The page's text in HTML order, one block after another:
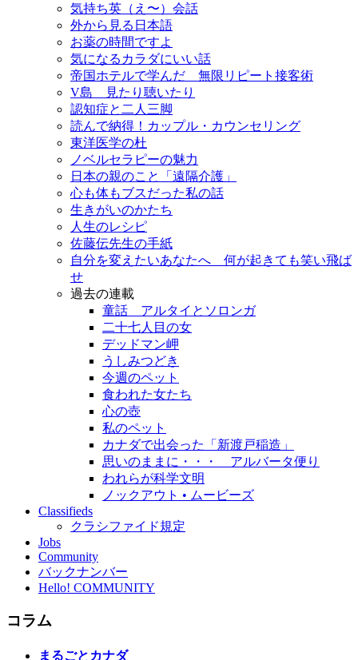
気持ち英（え〜）会話
外から見る日本語
お薬の時間ですよ
気になるカラダにいい話
帝国ホテルで学んだ 無限リピート接客術
V島 見たり聴いたり
認知症と二人三脚
読んで納得！カップル・カウンセリング
東洋医学の杜
ノベルセラピーの魅力
日本の親のこと「遠隔介護」
心も体もブスだった私の話
生きがいのかたち
人生のレシピ
佐藤伝先生の手紙
自分を変えたいあなたへ 何が起きても笑い飛ば
せ
過去の連載
童話 アルタイとソロンガ
二十七人目の女
デッドマン岬
うしみつどき
今週のペット
食われた女たち
心の壺
私のペット
カナダで出会った「新渡戸稲造」
思いのままに・・・ アルバータ便り
われらが科学文明
ノックアウト • ムービーズ
Classifieds
クラシファイド規定
Jobs
Community
バックナンバー
Hello! COMMUNITY
コラム
まるごとカナダ